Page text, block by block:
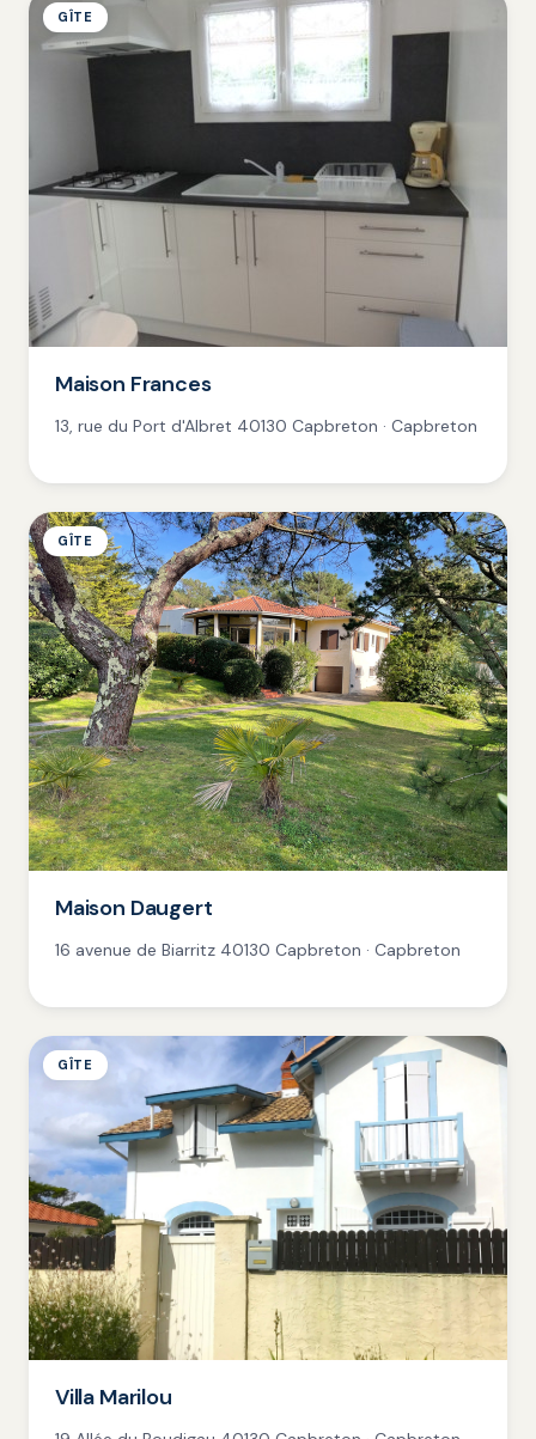
GÎTE
Maison Frances
13, rue du Port d'Albret 40130 Capbreton · Capbreton
GÎTE
Maison Daugert
16 avenue de Biarritz 40130 Capbreton · Capbreton
GÎTE
Villa Marilou